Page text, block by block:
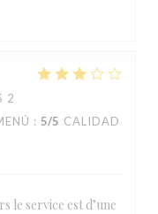
2
: 5/5 CALIDAD
le service est d’une